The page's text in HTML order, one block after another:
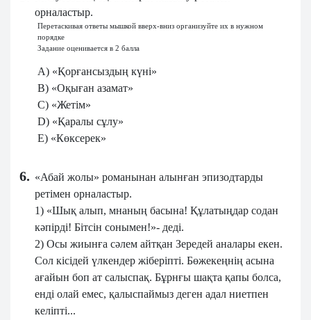
орналастыр.
Перетаскивая ответы мышкой вверх-вниз организуйте их в нужном
порядке
Задание оценивается в 2 балла
A) «Қорғансыздың күні»
B) «Оқыған азамат»
C) «Жетім»
D) «Қаралы сұлу»
E) «Көксерек»
6. «Абай жолы» романынан алынған эпизодтарды
ретімен орналастыр.
1) «Шық алып, мнаның басына! Құлатыңдар содан
кәпірді! Бітсін сонымен!»- деді.
2) Осы жиынға сәлем айтқан Зередей аналары екен.
Сол кісідей үлкендер жіберіпті. Бөжекеңнің асына
ағайын боп ат салыспақ. Бұрнғы шақта қапы болса,
енді олай емес, қалыспаймыз деген адал ниетпен
келіпті...